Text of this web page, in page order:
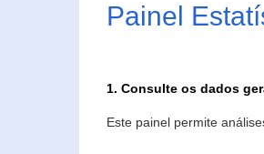
Painel
1. Consulte os dados
Este painel permite